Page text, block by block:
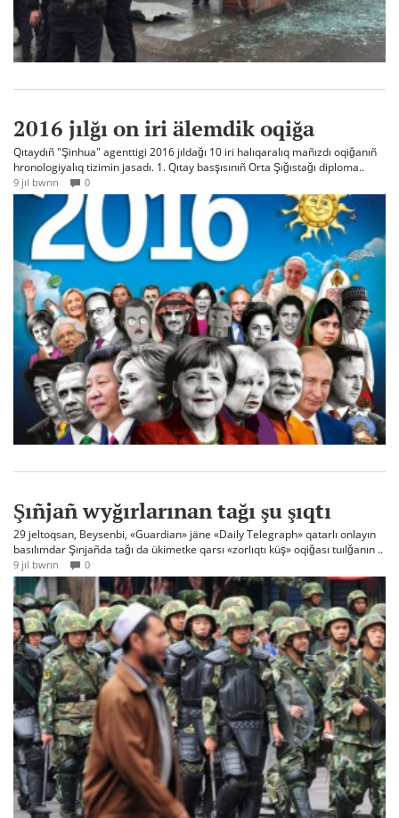
2016 jılğı on iri älemdik oqiğa
Qıtaydıñ "Şinhua" agenttigi 2016 jıldağı 10 iri halıqaralıq mañızdı oqiğanıñ
hronologiyalıq tizimin jasadı. 1. Qıtay basşısınıñ Orta Şığıstağı diploma..
9 jıl bwrın 0
Şıñjañ wyğırlarınan tağı şu şıqtı
29 jeltoqsan, Beysenbi, «Guardian» jäne «Daily Telegraph» qatarlı onlayın
basılımdar Şınjañda tağı da ükimetke qarsı «zorlıqtı küş» oqiğası tuılğanın ..
9 jıl bwrın 0